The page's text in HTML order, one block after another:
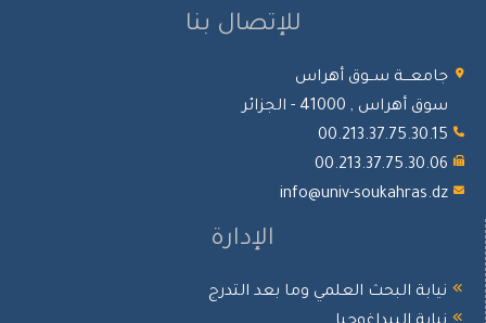
للإتصال بنا
جامعـــة ســوق أهراس
سوق أهراس , 41000 - الجزائر
00.213.37.75.30.15
00.213.37.75.30.06
info@univ-soukahras.dz
الإدارة
نيابة البحث العلمي وما بعد التدرج